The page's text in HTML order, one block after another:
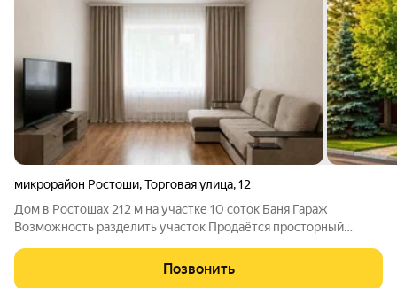
микрорайон Ростоши,Торговая улица,12
Дом в Ростошах 212 м на участке 10 соток Баня Гараж
Возможность разделить участок Продаётся просторный
расположенный на угловом земельном участке 10 соток с
выходом на две улицы. Это отличный вариант как
Позвонить